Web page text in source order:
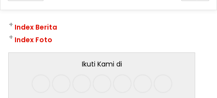
Index Berita
+
Index Foto
+
Ikuti Kami di